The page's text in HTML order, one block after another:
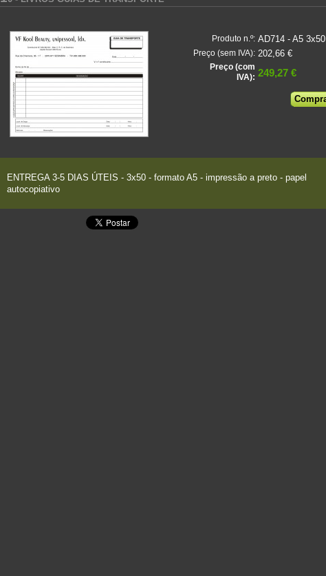
Produto n.º: AD714 - A5 3x50
Preço (sem IVA): 202,66 €
Preço (com
IVA): 249,27 €
ENTREGA 3-5 DIAS ÚTEIS - 3x50 - formato A5 - impressão a preto - papel
autocopiativo